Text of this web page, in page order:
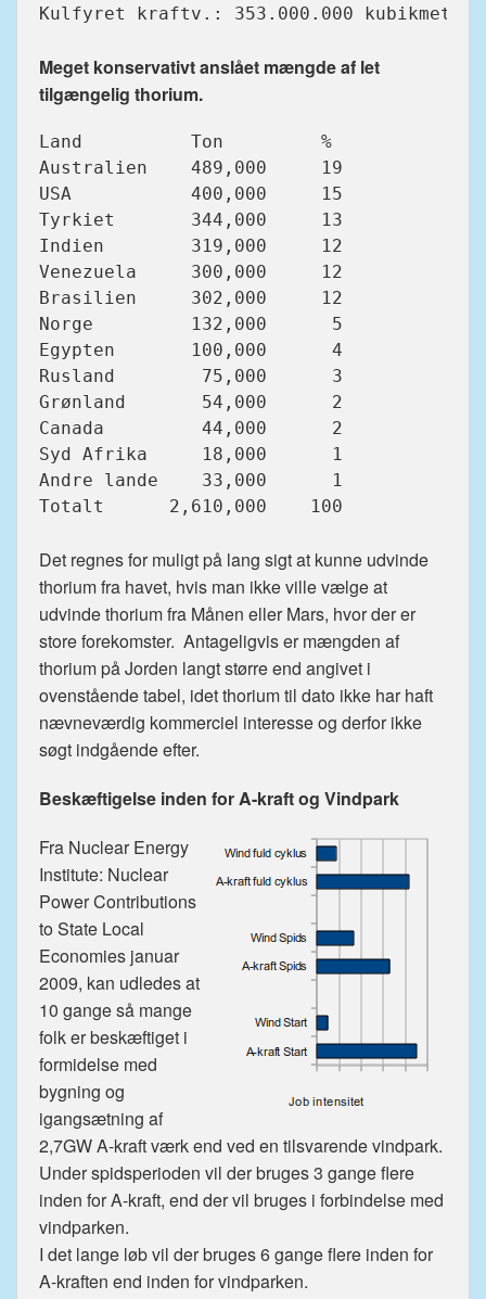
Kulfyret kraftv.: 353.000.000 kubikmeter.
Meget konservativt anslået mængde af let
tilgængelig thorium.
Land          Ton         %
Australien    489,000     19
USA           400,000     15
Tyrkiet       344,000     13
Indien        319,000     12
Venezuela     300,000     12
Brasilien     302,000     12
Norge         132,000      5
Egypten       100,000      4
Rusland        75,000      3
Grønland       54,000      2
Canada         44,000      2
Syd Afrika     18,000      1
Andre lande    33,000      1
Totalt      2,610,000    100
Det regnes for muligt på lang sigt at kunne udvinde
thorium fra havet, hvis man ikke ville vælge at
udvinde thorium fra Månen eller Mars, hvor der er
store forekomster. Antageligvis er mængden af
thorium på Jorden langt større end angivet i
ovenstående tabel, idet thorium til dato ikke har haft
nævneværdig kommerciel interesse og derfor ikke
søgt indgående efter.
Beskæftigelse inden for A-kraft og Vindpark
Fra Nuclear Energy
Institute: Nuclear
Power Contributions
to State Local
Economies januar
2009, kan udledes at
10 gange så mange
folk er beskæftiget i
formidelse med
bygning og
igangsætning af
2,7GW A-kraft værk end ved en tilsvarende vindpark.
Under spidsperioden vil der bruges 3 gange flere
inden for A-kraft, end der vil bruges i forbindelse med
vindparken.
I det lange løb vil der bruges 6 gange flere inden for
A-kraften end inden for vindparken.